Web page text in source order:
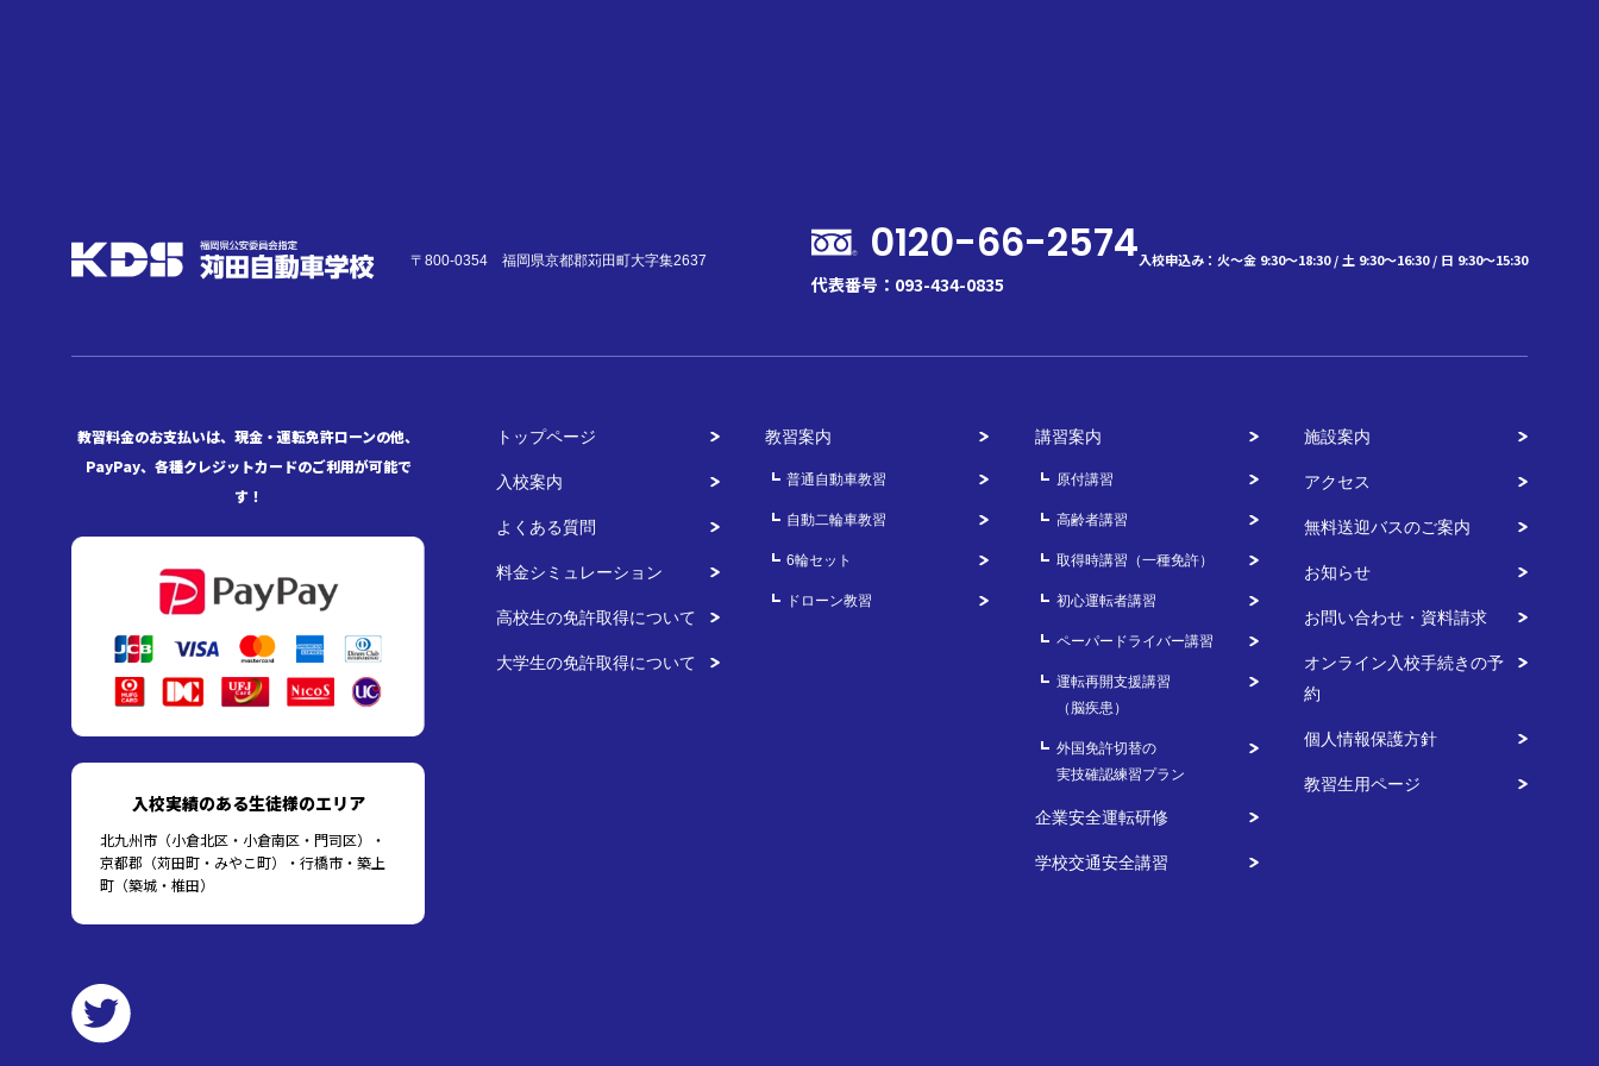
〒800-0354 福岡県京都郡苅田町大字集2637 0120-66-2574
代表番号：093-434-0835
入校申込み：火～金 9:30～18:30 / 土 9:30～16:30 / 日 9:30～15:30
教習料金のお支払いは、現金・運転免許ローンの他、
PayPay、各種クレジットカードのご利用が可能で
す！
入校実績のある生徒様のエリア
北九州市（小倉北区・小倉南区・門司区）・
京都郡（苅田町・みやこ町）・行橋市・築上
町（築城・椎田）
トップページ
入校案内
よくある質問
料金シミュレーション
高校生の免許取得について
大学生の免許取得について
教習案内
普通自動車教習
自動二輪車教習
6輪セット
ドローン教習
講習案内
原付講習
高齢者講習
取得時講習（一種免許）
初心運転者講習
ペーパードライバー講習
運転再開支援講習
（脳疾患）
外国免許切替の
実技確認練習プラン
企業安全運転研修
学校交通安全講習
施設案内
アクセス
無料送迎バスのご案内
お知らせ
お問い合わせ・資料請求
オンライン入校手続きの予
約
個人情報保護方針
教習生用ページ